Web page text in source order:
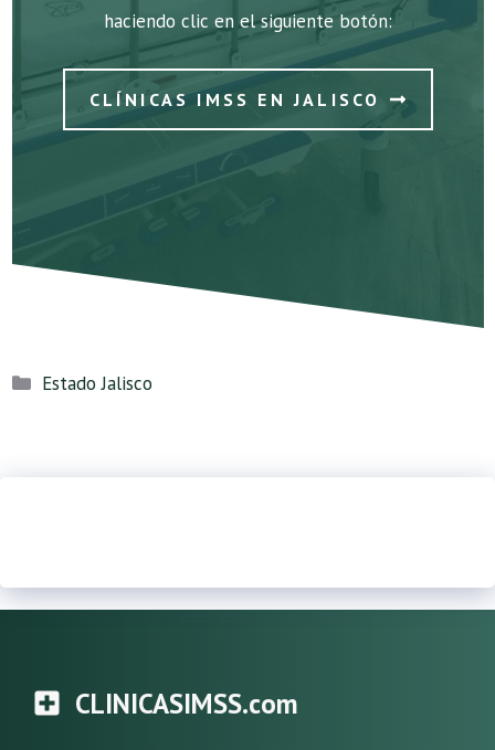
haciendo clic en el siguiente botón:
CLÍNICAS IMSS EN JALISCO
Categorías
Estado Jalisco
CLINICASIMSS.com